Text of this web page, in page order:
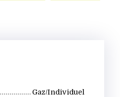
Gaz/Individuel